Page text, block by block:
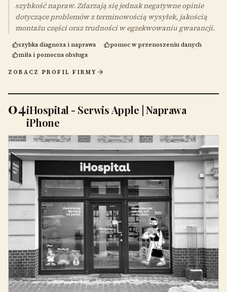
szybkość napraw. Zdarzają się jednak negatywne opinie
dotyczące problemów z terminowością wysyłek, jakością
montażu części oraz trudności w egzekwowaniu gwarancji.
szybka diagnoza i naprawa
pomoc w przenoszeniu danych
miła i pomocna obsługa
ZOBACZ PROFIL FIRMY
04iHospital - Serwis Apple | Naprawa
iPhone